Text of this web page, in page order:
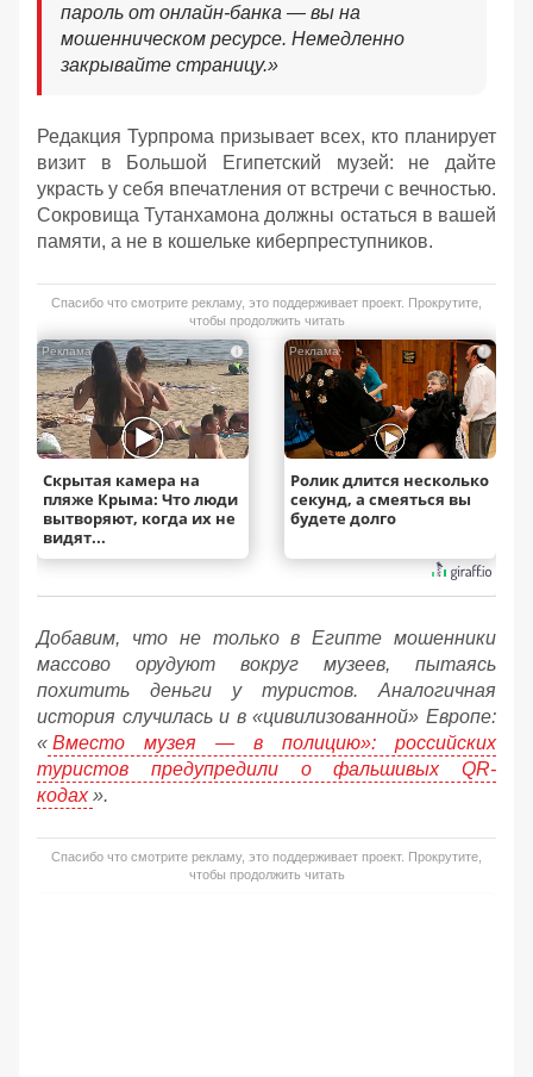
пароль от онлайн-банка — вы на
мошенническом ресурсе. Немедленно
закрывайте страницу.»
Редакция Турпрома призывает всех, кто планирует
визит в Большой Египетский музей: не дайте
украсть у себя впечатления от встречи с вечностью.
Сокровища Тутанхамона должны остаться в вашей
памяти, а не в кошельке киберпреступников.
Спасибо что смотрите рекламу, это поддерживает проект. Прокрутите,
чтобы продолжить читать
i
Скрытая камера на
пляже Крыма: Что люди
вытворяют, когда их не
видят...
i
Ролик длится несколько
секунд, а смеяться вы
будете долго
Добавим, что не только в Египте мошенники
массово орудуют вокруг музеев, пытаясь
похитить деньги у туристов. Аналогичная
история случилась и в «цивилизованной» Европе:
« Вместо музея — в полицию»: российских
туристов предупредили о фальшивых QR-
кодах ».
Спасибо что смотрите рекламу, это поддерживает проект. Прокрутите,
чтобы продолжить читать